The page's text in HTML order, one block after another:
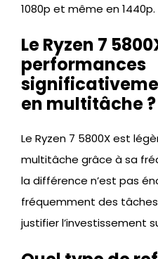
1080p et même en 1440p.
Le Ryzen 7
performances
en multitâche ?
Le Ryzen 7 5800X est
multitâche grâce à sa
la différence n’est pas
fréquemment des
justifier l’investissement